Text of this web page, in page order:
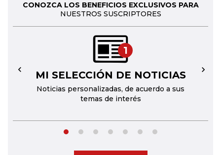
CONOZCA LOS BENEFICIOS EXCLUSIVOS PARA
NUESTROS SUSCRIPTORES
1
MI SELECCIÓN DE NOTICIAS
Noticias personalizadas, de acuerdo a sus
temas de interés
← →